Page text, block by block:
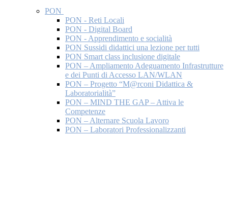
PON
PON - Reti Locali
PON - Digital Board
PON - Apprendimento e socialità
PON Sussidi didattici una lezione per tutti
PON Smart class inclusione digitale
PON – Ampliamento Adeguamento Infrastrutture
e dei Punti di Accesso LAN/WLAN
PON – Progetto “M@rconi Didattica &
Laboratorialità”
PON – MIND THE GAP – Attiva le
Competenze
PON – Alternare Scuola Lavoro
PON – Laboratori Professionalizzanti